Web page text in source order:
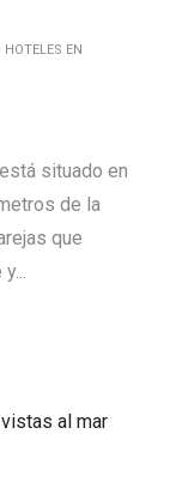
HOTELES EN
situado en
de la
que